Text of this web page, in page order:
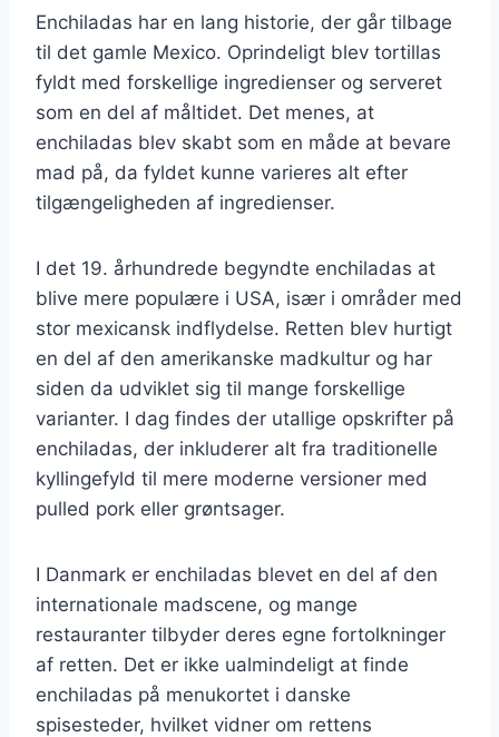
Enchiladas har en lang historie, der går tilbage
til det gamle Mexico. Oprindeligt blev tortillas
fyldt med forskellige ingredienser og serveret
som en del af måltidet. Det menes, at
enchiladas blev skabt som en måde at bevare
mad på, da fyldet kunne varieres alt efter
tilgængeligheden af ingredienser.
I det 19. århundrede begyndte enchiladas at
blive mere populære i USA, især i områder med
stor mexicansk indflydelse. Retten blev hurtigt
en del af den amerikanske madkultur og har
siden da udviklet sig til mange forskellige
varianter. I dag findes der utallige opskrifter på
enchiladas, der inkluderer alt fra traditionelle
kyllingefyld til mere moderne versioner med
pulled pork eller grøntsager.
I Danmark er enchiladas blevet en del af den
internationale madscene, og mange
restauranter tilbyder deres egne fortolkninger
af retten. Det er ikke ualmindeligt at finde
enchiladas på menukortet i danske
spisesteder, hvilket vidner om rettens